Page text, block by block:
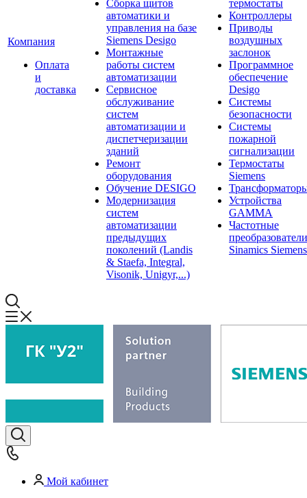
Компания
Оплата
и
доставка
Сборка щитов
автоматики и
управления на базе
Siemens Desigo
Монтажные
работы систем
автоматизации
Сервисное
обслуживание
систем
автоматизации и
диспетчеризации
зданий
Ремонт
оборудования
Обучение DESIGO
Модернизация
систем
автоматизации
предыдущих
поколений (Landis
& Staefa, Integral,
Visonik, Unigyr,...)
термостаты
Контроллеры
Приводы
воздушных
заслонок
Программное
обеспечение
Desigo
Системы
безопасности
Системы
пожарной
сигнализации
Термостаты
Siemens
Устройства
GAMMA
Частотные
преобразователи
Sinamics Siemens
Мой кабинет